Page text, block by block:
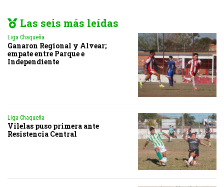
Las seis más leídas
Liga Chaqueña
Ganaron Regional y Alvear;
empate entre Parque e
Independiente
Liga Chaqueña
Vilelas puso primera ante
Resistencia Central